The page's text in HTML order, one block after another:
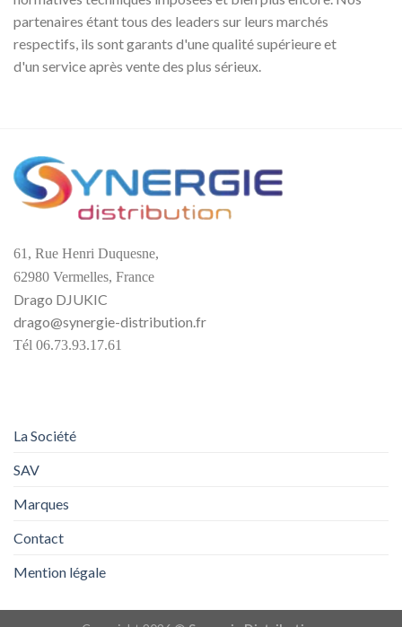
partenaires étant tous des leaders sur leurs marchés
respectifs, ils sont garants d'une qualité supérieure et
d'un service après vente des plus sérieux.
61, Rue Henri Duquesne,
62980 Vermelles, France
Drago DJUKIC
drago@synergie-distribution.fr
Tél 06.73.93.17.61
La Société
SAV
Marques
Contact
Mention légale